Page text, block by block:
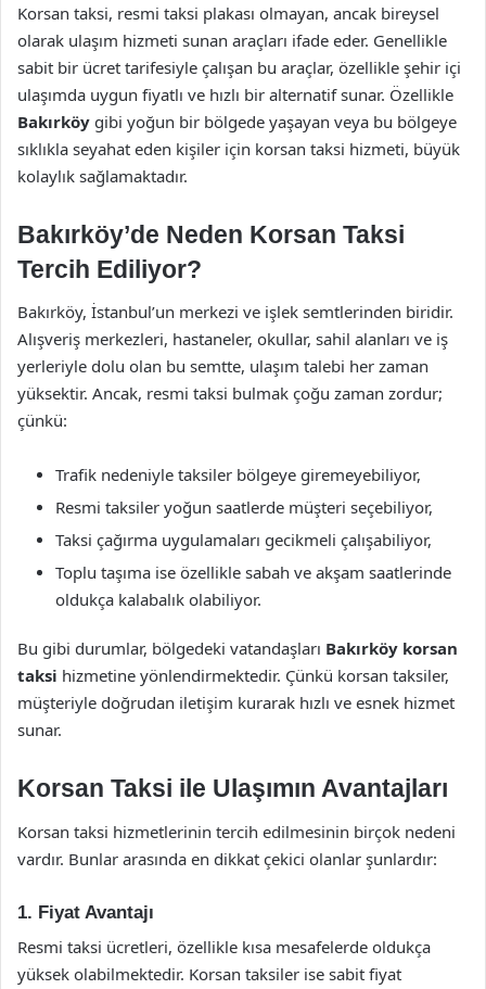
Korsan taksi, resmi taksi plakası olmayan, ancak bireysel
olarak ulaşım hizmeti sunan araçları ifade eder. Genellikle
sabit bir ücret tarifesiyle çalışan bu araçlar, özellikle şehir içi
ulaşımda uygun fiyatlı ve hızlı bir alternatif sunar. Özellikle
Bakırköy gibi yoğun bir bölgede yaşayan veya bu bölgeye
sıklıkla seyahat eden kişiler için korsan taksi hizmeti, büyük
kolaylık sağlamaktadır.
Bakırköy’de Neden Korsan Taksi
Tercih Ediliyor?
Bakırköy, İstanbul’un merkezi ve işlek semtlerinden biridir.
Alışveriş merkezleri, hastaneler, okullar, sahil alanları ve iş
yerleriyle dolu olan bu semtte, ulaşım talebi her zaman
yüksektir. Ancak, resmi taksi bulmak çoğu zaman zordur;
çünkü:
Trafik nedeniyle taksiler bölgeye giremeyebiliyor,
Resmi taksiler yoğun saatlerde müşteri seçebiliyor,
Taksi çağırma uygulamaları gecikmeli çalışabiliyor,
Toplu taşıma ise özellikle sabah ve akşam saatlerinde
oldukça kalabalık olabiliyor.
Bu gibi durumlar, bölgedeki vatandaşları Bakırköy korsan
taksi hizmetine yönlendirmektedir. Çünkü korsan taksiler,
müşteriyle doğrudan iletişim kurarak hızlı ve esnek hizmet
sunar.
Korsan Taksi ile Ulaşımın Avantajları
Korsan taksi hizmetlerinin tercih edilmesinin birçok nedeni
vardır. Bunlar arasında en dikkat çekici olanlar şunlardır:
1. Fiyat Avantajı
Resmi taksi ücretleri, özellikle kısa mesafelerde oldukça
yüksek olabilmektedir. Korsan taksiler ise sabit fiyat